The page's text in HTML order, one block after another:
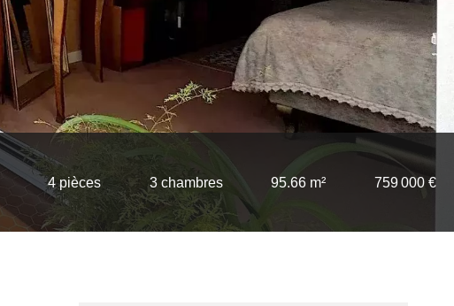
4 pièces 3 chambres 95.66 m² 759 000 €